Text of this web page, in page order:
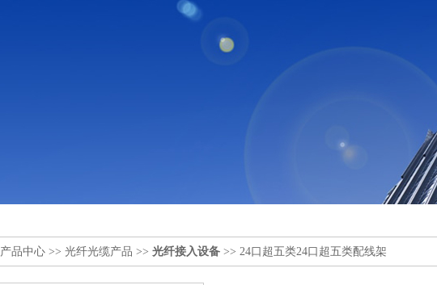
产品中心 >> 光纤光缆产品 >> 光纤接入设备 >> 24口超五类24口超五类配线架